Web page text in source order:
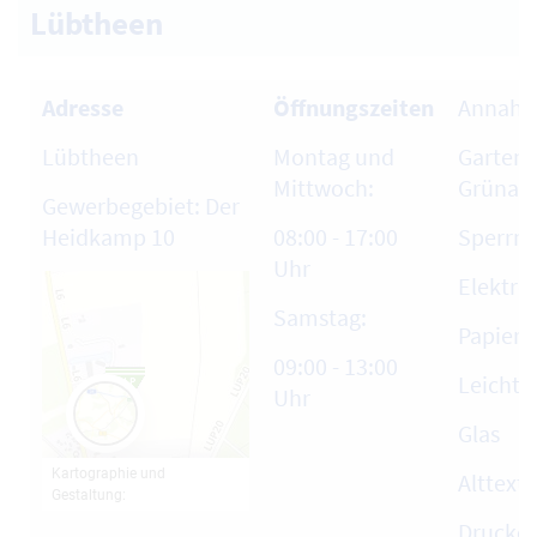
Adresse
Lübtheen
Gewerbegebiet: Der
Heidkamp 10
Öffnungszeiten
Montag und
Mittwoch:
08:00 - 17:00
Uhr
Samstag:
09:00 - 13:00
Uhr
Papier,
Glas